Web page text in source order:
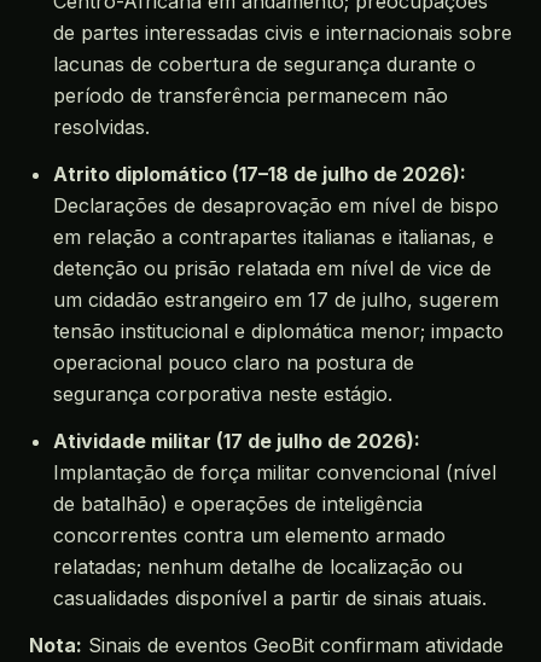
de partes interessadas civis e internacionais sobre
lacunas de cobertura de segurança durante o
período de transferência permanecem não
resolvidas.
Atrito diplomático (17–18 de julho de 2026):
Declarações de desaprovação em nível de bispo
em relação a contrapartes italianas e italianas, e
detenção ou prisão relatada em nível de vice de
um cidadão estrangeiro em 17 de julho, sugerem
tensão institucional e diplomática menor; impacto
operacional pouco claro na postura de
segurança corporativa neste estágio.
Atividade militar (17 de julho de 2026):
Implantação de força militar convencional (nível
de batalhão) e operações de inteligência
concorrentes contra um elemento armado
relatadas; nenhum detalhe de localização ou
casualidades disponível a partir de sinais atuais.
Nota: Sinais de eventos GeoBit confirmam atividade